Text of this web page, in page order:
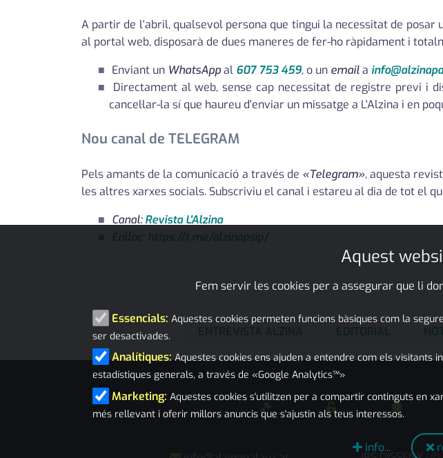
A partir de l'abril, qualsevol persona que tingui la necessitat de posar
al portal web, disposarà de dues maneres de fer-ho ràpidament i
Enviant un WhatsAppal 607 753 459, o un emaila
Directament al web, sense cap necessitat de registre previ i
cancel·lar-la sí que haureu d'enviar un missatge a L'Alzina i en
Nou canal de TELEGRAM
Pels amants de la comunicació a través de «Telegram», aquesta
les altres xarxes socials. Subscriviu el canal i estareu al dia de tot el
Canal:Revista L'Alzina
https://t.me/alzinapsip/
ENTREVISTA ALZINA EDITORIAL
Aquest
Fem servir les cookies per a assegurar que li
Essencials: Aquestes cookies permeten funcions bàsiques com la
ser desactivades.
Analítiques: Aquestes cookies ens ajuden a entendre com els
estadístiques generals, a través de «Google Analytics™»
Marketing: Aquestes cookies s'utilitzen per a compartir continguts en
més rellevant i oferir millors anuncis que s'ajustin als teus interessos.
info...